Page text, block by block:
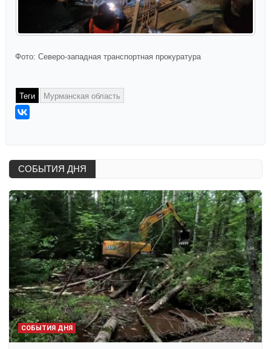
Фото: Северо-западная транспортная прокуратура
Теги Мурманская область
СОБЫТИЯ ДНЯ
СОБЫТИЯ ДНЯ